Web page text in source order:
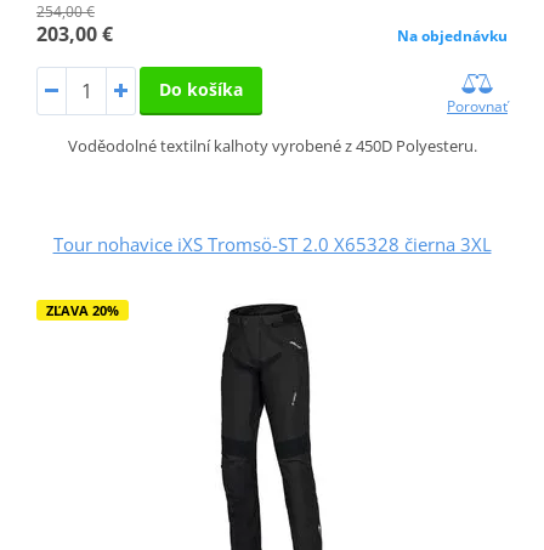
254,00 €
203,00 € Na objednávku
Do košíka
Porovnať
Voděodolné textilní kalhoty vyrobené z 450D Polyesteru.
Tour nohavice iXS Tromsö-ST 2.0 X65328 čierna 3XL
ZĽAVA 20%